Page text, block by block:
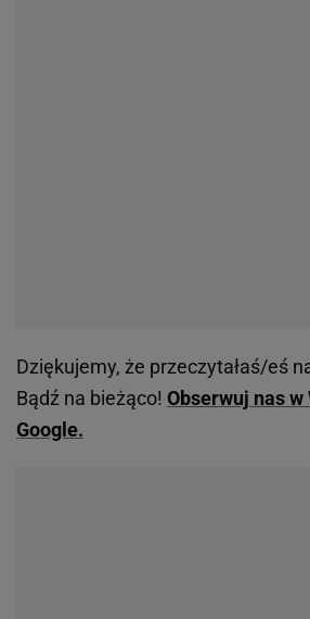
Dziękujemy, że przeczytałaś/eś
Bądź na bieżąco! Obserwuj nas
Google.